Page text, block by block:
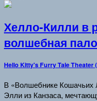
Хелло-Килли в
волшебная
Hello Kitty's Furry Tale Theater
В «Волшебнике Кошачьих
Элли из Канзаса,